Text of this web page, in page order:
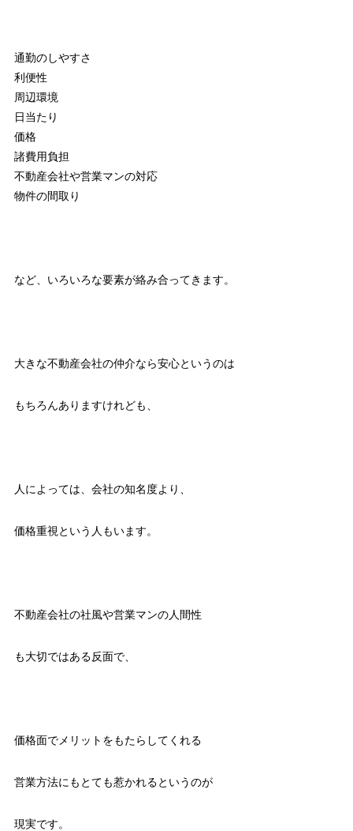
通勤のしやすさ
利便性
周辺環境
日当たり
価格
諸費用負担
不動産会社や営業マンの対応
物件の間取り
など、いろいろな要素が絡み合ってきます。
大きな不動産会社の仲介なら安心というのは
もちろんありますけれども、
人によっては、会社の知名度より、
価格重視という人もいます。
不動産会社の社風や営業マンの人間性
も大切ではある反面で、
価格面でメリットをもたらしてくれる
営業方法にもとても惹かれるというのが
現実です。